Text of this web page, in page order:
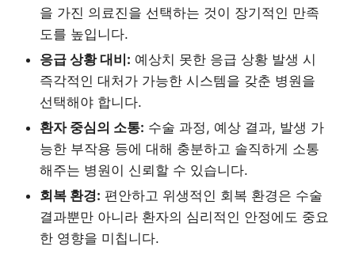
을 가진 의료진을 선택하는 것이 장기적인 만족
도를 높입니다.
응급 상황 대비: 예상치 못한 응급 상황 발생 시
즉각적인 대처가 가능한 시스템을 갖춘 병원을
선택해야 합니다.
환자 중심의 소통: 수술 과정, 예상 결과, 발생 가
능한 부작용 등에 대해 충분하고 솔직하게 소통
해주는 병원이 신뢰할 수 있습니다.
회복 환경: 편안하고 위생적인 회복 환경은 수술
결과뿐만 아니라 환자의 심리적인 안정에도 중요
한 영향을 미칩니다.